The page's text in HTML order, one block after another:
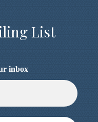
List
inbox